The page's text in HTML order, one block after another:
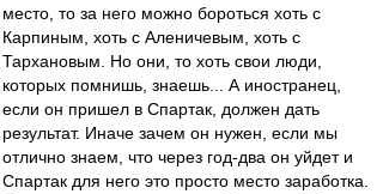
место, то за него можно бороться хоть с
Карпиным, хоть с Аленичевым, хоть с
Тархановым. Но они, то хоть свои люди,
которых помнишь, знаешь... А иностранец,
если он пришел в Спартак, должен дать
результат. Иначе зачем он нужен, если мы
отлично знаем, что через год-два он уйдет и
Спартак для него это просто место заработка.